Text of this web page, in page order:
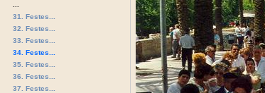
31. Festes...
32. Festes...
33. Festes...
34. Festes...
35. Festes...
36. Festes...
37. Festes...